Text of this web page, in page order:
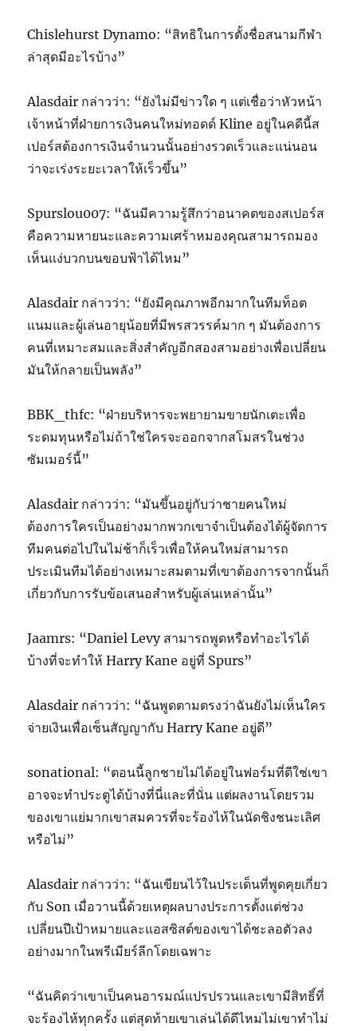
Chislehurst Dynamo: “สิทธิในการตั้งชื่อสนามกีฬา
ล่าสุดมีอะไรบ้าง”
Alasdair กล่าวว่า: “ยังไม่มีข่าวใด ๆ แต่เชื่อว่าหัวหน้า
เจ้าหน้าที่ฝ่ายการเงินคนใหม่ทอดด์ Kline อยู่ในคดีนี้ส
เปอร์สต้องการเงินจำนวนนั้นอย่างรวดเร็วและแน่นอน
ว่าจะเร่งระยะเวลาให้เร็วขึ้น”
Spurslou007: “ฉันมีความรู้สึกว่าอนาคตของสเปอร์ส
คือความหายนะและความเศร้าหมองคุณสามารถมอง
เห็นแง่บวกบนขอบฟ้าได้ไหม”
Alasdair กล่าวว่า: “ยังมีคุณภาพอีกมากในทีมท็อต
แนมและผู้เล่นอายุน้อยที่มีพรสวรรค์มาก ๆ มันต้องการ
คนที่เหมาะสมและสิ่งสำคัญอีกสองสามอย่างเพื่อเปลี่ยน
มันให้กลายเป็นพลัง”
BBK_thfc: “ฝ่ายบริหารจะพยายามขายนักเตะเพื่อ
ระดมทุนหรือไม่ถ้าใช่ใครจะออกจากสโมสรในช่วง
ซัมเมอร์นี้”
Alasdair กล่าวว่า: “มันขึ้นอยู่กับว่าชายคนใหม่
ต้องการใครเป็นอย่างมากพวกเขาจำเป็นต้องได้ผู้จัดการ
ทีมคนต่อไปในไม่ช้าก็เร็วเพื่อให้คนใหม่สามารถ
ประเมินทีมได้อย่างเหมาะสมตามที่เขาต้องการจากนั้นก็
เกี่ยวกับการรับข้อเสนอสำหรับผู้เล่นเหล่านั้น”
Jaamrs: “Daniel Levy สามารถพูดหรือทำอะไรได้
บ้างที่จะทำให้ Harry Kane อยู่ที่ Spurs”
Alasdair กล่าวว่า: “ฉันพูดตามตรงว่าฉันยังไม่เห็นใคร
จ่ายเงินเพื่อเซ็นสัญญากับ Harry Kane อยู่ดี”
sonational: “ตอนนี้ลูกชายไม่ได้อยู่ในฟอร์มที่ดีใช่เขา
อาจจะทำประตูได้บ้างที่นี่และที่นั่น แต่ผลงานโดยรวม
ของเขาแย่มากเขาสมควรที่จะร้องไห้ในนัดชิงชนะเลิศ
หรือไม่”
Alasdair กล่าวว่า: “ฉันเขียนไว้ในประเด็นที่พูดคุยเกี่ยว
กับ Son เมื่อวานนี้ด้วยเหตุผลบางประการตั้งแต่ช่วง
เปลี่ยนปีเป้าหมายและแอสซิสต์ของเขาได้ชะลอตัวลง
อย่างมากในพรีเมียร์ลีกโดยเฉพาะ
“ฉันคิดว่าเขาเป็นคนอารมณ์แปรปรวนและเขามีสิทธิ์ที่
จะร้องไห้ทุกครั้ง แต่สุดท้ายเขาเล่นได้ดีไหมไม่เขาทำไม่